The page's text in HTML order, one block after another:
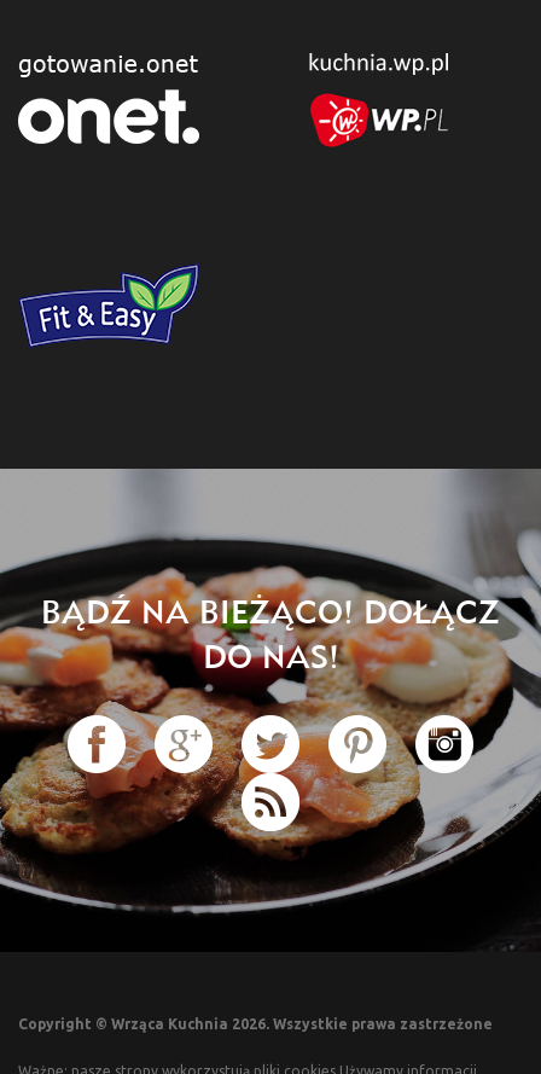
BĄDŹ NA BIEŻĄCO! DOŁĄCZ
DO NAS!
Copyright © Wrząca Kuchnia 2026. Wszystkie prawa zastrzeżone